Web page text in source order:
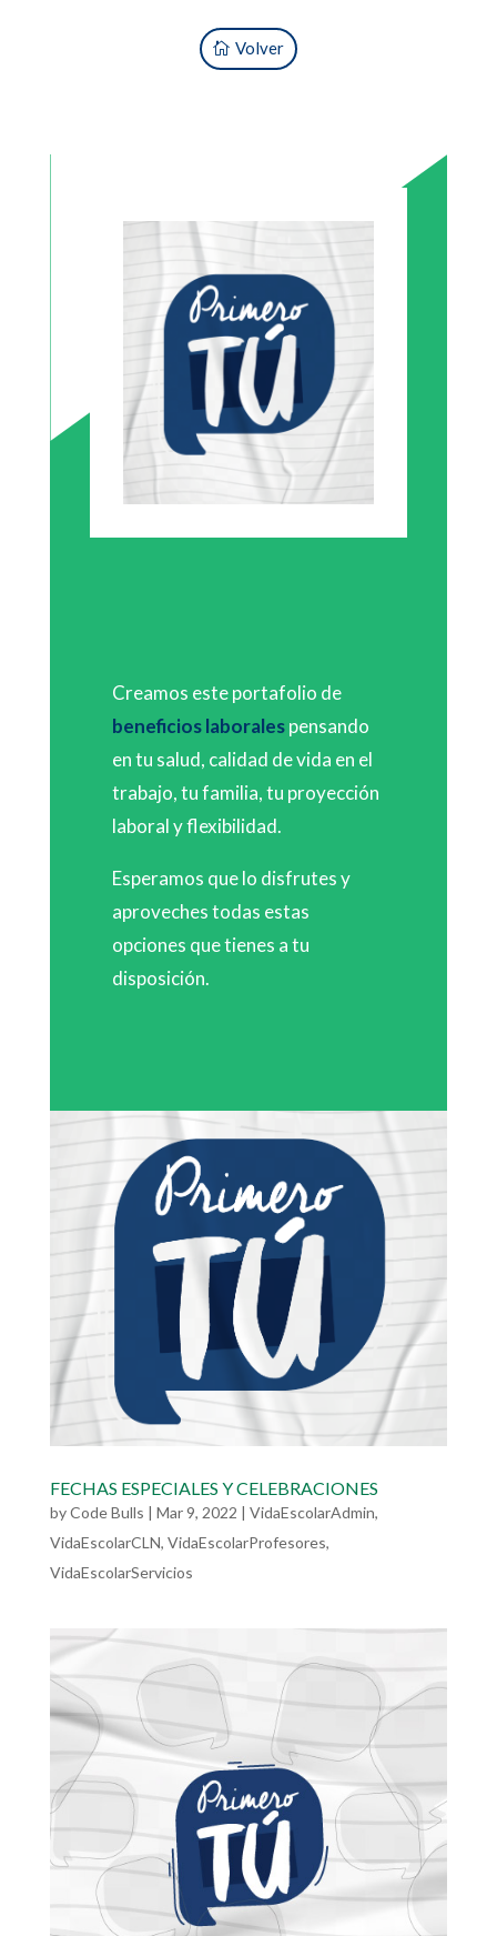
Volver
Creamos este portafolio de
beneficios laboralespensando
en tu salud, calidad de vida en el
trabajo, tu familia, tu proyección
laboral y flexibilidad.
Esperamos que lo disfrutes y
aproveches todas estas
opciones que tienes a tu
disposición.
FECHAS ESPECIALES Y CELEBRACIONES
byCode Bulls | Mar 9, 2022 | VidaEscolarAdmin,
VidaEscolarCLN, VidaEscolarProfesores,
VidaEscolarServicios